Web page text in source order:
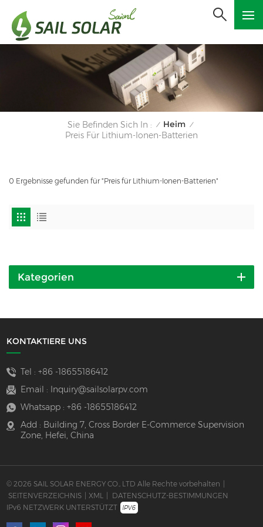
Sie Befinden Sich In : / Heim /
Preis Für Lithium-Ionen-Batterien
0 Ergebnisse gefunden für "Preis für Lithium-Ionen-Batterien"
Kategorien
KONTAKTIERE UNS
Tel : +86 -18655186412
Email :
Inquiry@sailsolarpv.com
Whatsapp : +86 -18655186412
Add : Building 7, Cross Border E-Commerce Supervision
Zone, Hefei, China
© 2026 SAIL SOLAR ENERGY CO., LTD Alle Rechte vorbehalten |
SEITENVERZEICHNIS | XML | DATENSCHUTZ-BESTIMMUNGEN
IPv6 NETZWERK UNTERSTÜTZT